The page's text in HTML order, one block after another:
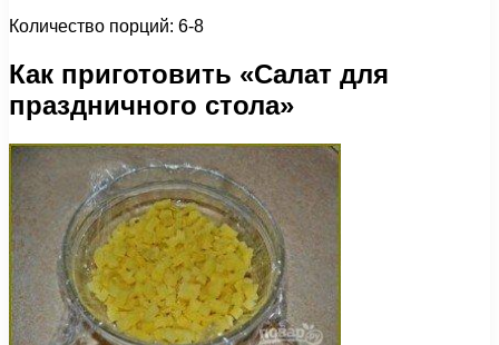
Количество порций: 6-8
Как приготовить «Салат для
праздничного стола»